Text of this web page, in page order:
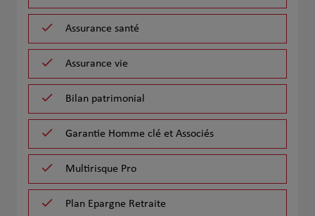
Assurance santé
Assurance vie
Bilan patrimonial
Garantie Homme clé et Associés
Multirisque Pro
Plan Epargne Retraite